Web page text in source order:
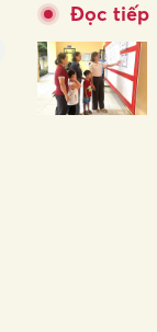
Đọc tiếp